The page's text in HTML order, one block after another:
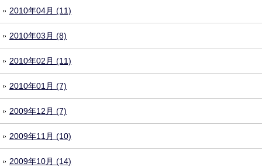
2010年04月 (11)
2010年03月 (8)
2010年02月 (11)
2010年01月 (7)
2009年12月 (7)
2009年11月 (10)
2009年10月 (14)